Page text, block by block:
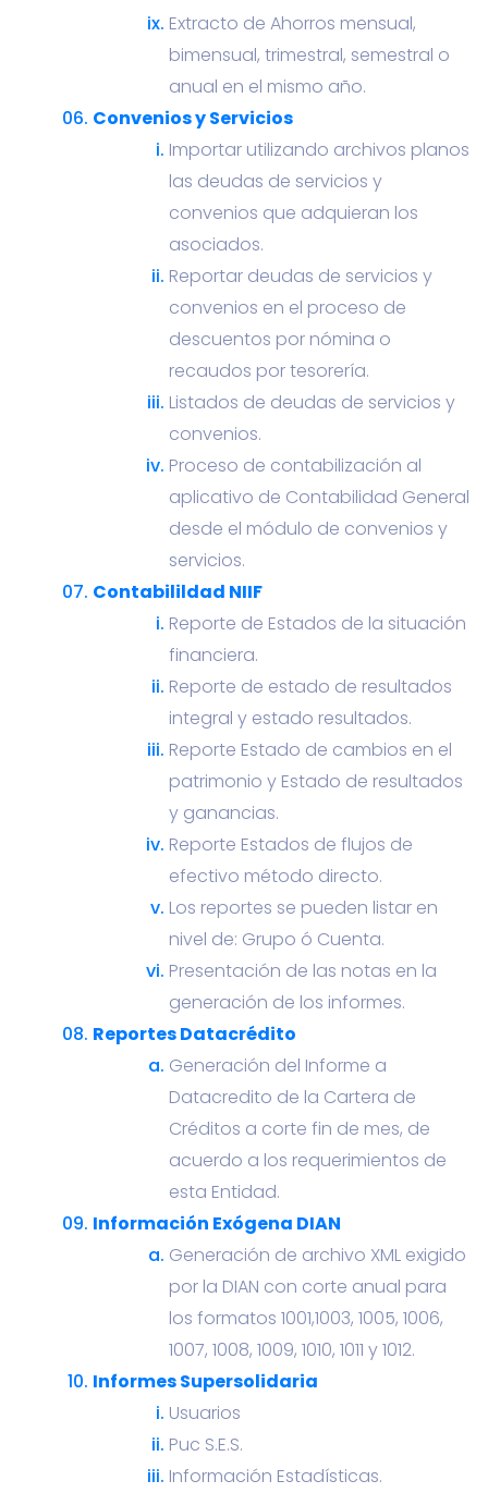
Extracto de Ahorros mensual,
bimensual, trimestral, semestral o
anual en el mismo año.
Convenios y Servicios
Importar utilizando archivos planos
las deudas de servicios y
convenios que adquieran los
asociados.
Reportar deudas de servicios y
convenios en el proceso de
descuentos por nómina o
recaudos por tesorería.
Listados de deudas de servicios y
convenios.
Proceso de contabilización al
aplicativo de Contabilidad General
desde el módulo de convenios y
servicios.
Contabilildad NIIF
Reporte de Estados de la situación
financiera.
Reporte de estado de resultados
integral y estado resultados.
Reporte Estado de cambios en el
patrimonio y Estado de resultados
y ganancias.
Reporte Estados de flujos de
efectivo método directo.
Los reportes se pueden listar en
nivel de: Grupo ó Cuenta.
Presentación de las notas en la
generación de los informes.
Reportes Datacrédito
Generación del Informe a
Datacredito de la Cartera de
Créditos a corte fin de mes, de
acuerdo a los requerimientos de
esta Entidad.
Información Exógena DIAN
Generación de archivo XML exigido
por la DIAN con corte anual para
los formatos 1001,1003, 1005, 1006,
1007, 1008, 1009, 1010, 1011 y 1012.
Informes Supersolidaria
Usuarios
Puc S.E.S.
Información Estadísticas.